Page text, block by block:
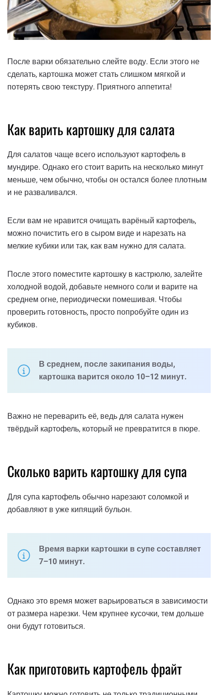
После варки обязательно слейте воду. Если этого не
сделать, картошка может стать слишком мягкой и
потерять свою текстуру. Приятного аппетита!
Как варить картошку для салата
Для салатов чаще всего используют картофель в
мундире. Однако его стоит варить на несколько минут
меньше, чем обычно, чтобы он остался более плотным
и не разваливался.
Если вам не нравится очищать варёный картофель,
можно почистить его в сыром виде и нарезать на
мелкие кубики или так, как вам нужно для салата.
После этого поместите картошку в кастрюлю, залейте
холодной водой, добавьте немного соли и варите на
среднем огне, периодически помешивая. Чтобы
проверить готовность, просто попробуйте один из
кубиков.
В среднем, после закипания воды,
картошка варится около 10–12 минут.
Важно не переварить её, ведь для салата нужен
твёрдый картофель, который не превратится в пюре.
Сколько варить картошку для супа
Для супа картофель обычно нарезают соломкой и
добавляют в уже кипящий бульон.
Время варки картошки в супе составляет
7–10 минут.
Однако это время может варьироваться в зависимости
от размера нарезки. Чем крупнее кусочки, тем дольше
они будут готовиться.
Как приготовить картофель фрайт